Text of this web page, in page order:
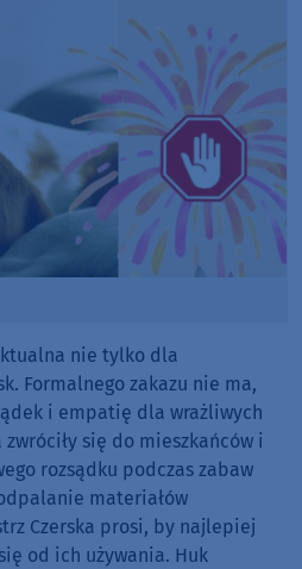
nie tylko dla
Formalnego zakazu nie ma,
i empatię dla wrażliwych
zwróciły się do mieszkańców i
rozsądku podczas zabaw
materiałów
Czerska prosi, by najlepiej
od ich używania. Huk